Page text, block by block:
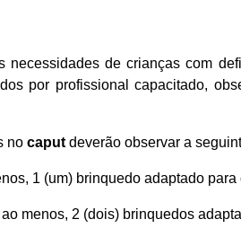
de crianças com
por profissional capacitado,
nocaput deverão observar a
1 (um) brinquedo adaptado
menos, 2 (dois) brinquedos